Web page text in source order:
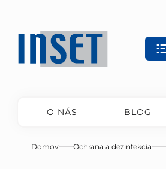
obsah
O NÁS BLOG
Domov Ochrana a dezinfekcia